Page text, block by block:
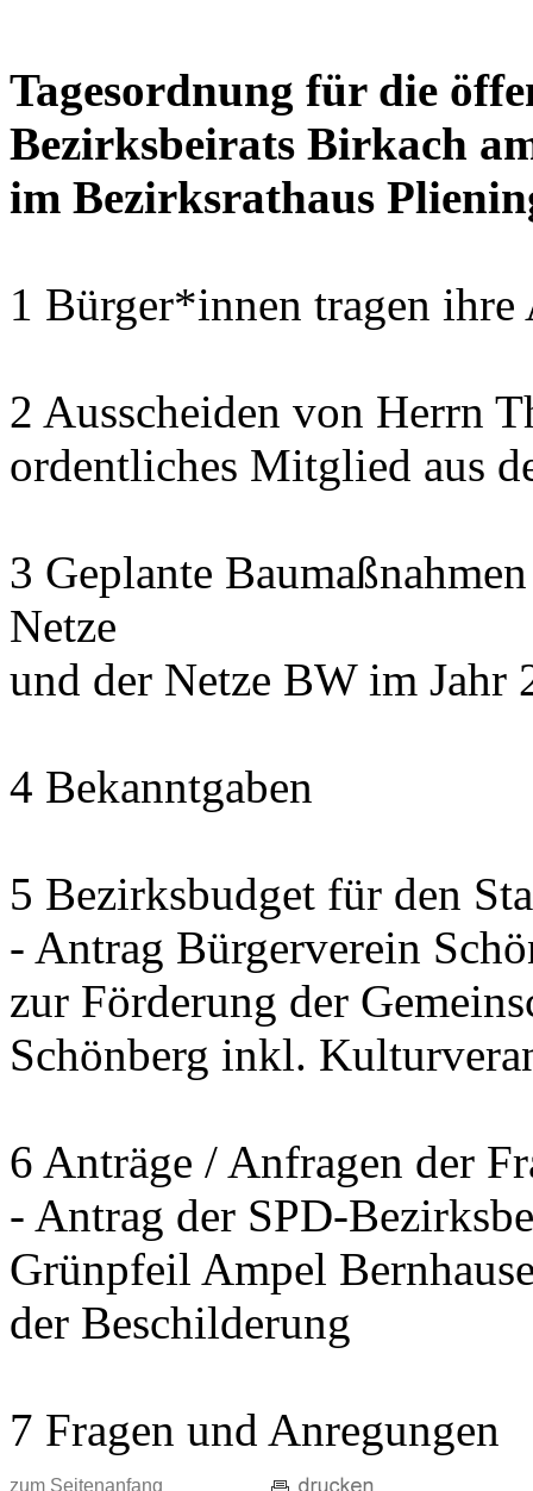
Tagesordnung für die
Bezirksbeirats Birkach
im Bezirksrathaus
1 Bürger*innen tragen
2 Ausscheiden von Herrn
ordentliches Mitglied aus
3 Geplante
Netze
und der Netze BW im Jahr
4 Bekanntgaben
5 Bezirksbudget für den
- Antrag Bürgerverein
zur Förderung der
Schönberg inkl.
6 Anträge / Anfragen der
- Antrag der SPD-
Grünpfeil Ampel
der Beschilderung
7 Fragen und Anregungen
zum Seitenanfang